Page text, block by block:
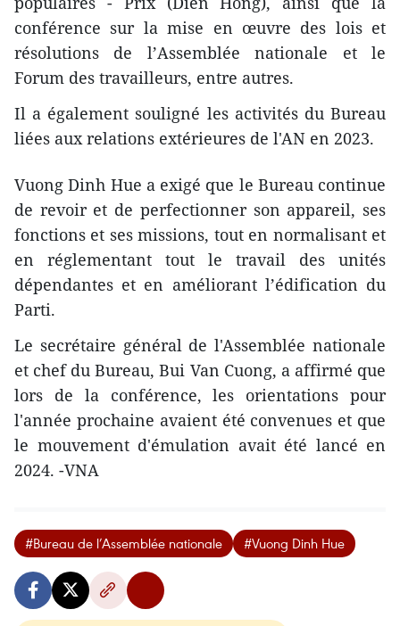
conférence sur la mise en œuvre des lois et
résolutions de l’Assemblée nationale et le
Forum des travailleurs, entre autres.
Il a également souligné les activités du Bureau
liées aux relations extérieures de l'AN en 2023.
Vuong Dinh Hue a exigé que le Bureau continue
de revoir et de perfectionner son appareil, ses
fonctions et ses missions, tout en normalisant et
en réglementant tout le travail des unités
dépendantes et en améliorant l’édification du
Parti.
Le secrétaire général de l'Assemblée nationale
et chef du Bureau, Bui Van Cuong, a affirmé que
lors de la conférence, les orientations pour
l'année prochaine avaient été convenues et que
le mouvement d'émulation avait été lancé en
2024. -VNA
#Bureau de l’Assemblée nationale #Vuong Dinh Hue